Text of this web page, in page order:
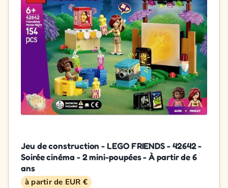
Jeu de construction - LEGO FRIENDS - 42642 -
Soirée cinéma - 2 mini-poupées - À partir de 6
ans
à partir de EUR €